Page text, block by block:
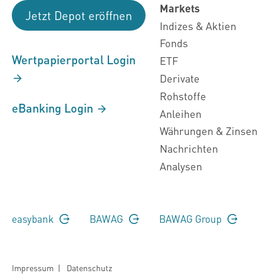
Jetzt Depot eröffnen
Wertpapierportal Login
eBanking Login
Markets
Indizes & Aktien
Fonds
ETF
Derivate
Rohstoffe
Anleihen
Währungen & Zinsen
Nachrichten
Analysen
easybank BAWAG BAWAG Group
Impressum | Datenschutz